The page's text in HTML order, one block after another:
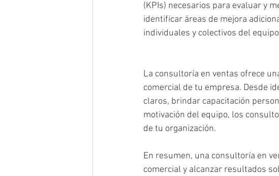
(KPIs) necesarios para evaluar y
identificar áreas de mejora
individuales y colectivos del
La consultoría en ventas ofrece
comercial de tu empresa. Desde
claros, brindar capacitación
motivación del equipo, los
de tu organización.
En resumen, una consultoría en
comercial y alcanzar resultados